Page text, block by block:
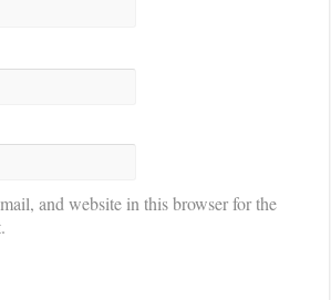
and website in this browser for the